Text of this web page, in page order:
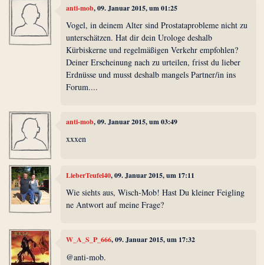
anti-mob, 09. Januar 2015, um 01:25
Vogel, in deinem Alter sind Prostataprobleme nicht zu
unterschätzen. Hat dir dein Urologe deshalb
Kürbiskerne und regelmäßigen Verkehr empfohlen?
Deiner Erscheinung nach zu urteilen, frisst du lieber
Erdnüsse und musst deshalb mangels Partner/in ins
Forum....
anti-mob, 09. Januar 2015, um 03:49
xxxen
LieberTeufel40, 09. Januar 2015, um 17:11
Wie siehts aus, Wisch-Mob! Hast Du kleiner Feigling
ne Antwort auf meine Frage?
W_A_S_P_666, 09. Januar 2015, um 17:32
@anti-mob.